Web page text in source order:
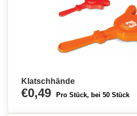
Klatschhände
€0,49 Pro Stück, bei 50 Stück